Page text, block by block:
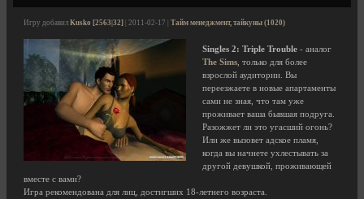
Игру добавил Kusko [2563|32] | 2011-02-17 | Тайм менеджмент, тайкуны (1020)
Singles 2: Triple Trouble - аналог
The Sims , только для более
взрослой аудитории. Вы
переезжаете в новые апартаменты
сами не зная, что там уже
проживает ваша бывшая подруга.
Разожжет ли это угасший огонь?
Или же вызовет адское пламя,
когда вы начнете ухлестывать за
другой девушкой, проживающей
вместе с вами?
Игра рекомендована для лиц, достигших 18-летнего возраста.